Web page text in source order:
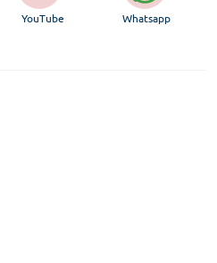
YouTube Whatsapp